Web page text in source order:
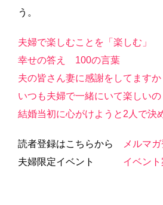
う。
夫婦で楽しむことを「楽しむ」
幸せの答え 100の言葉
夫の皆さん妻に感謝をしてますか
いつも夫婦で一緒にいて楽しいの
結婚当初に心がけようと2人で決
読者登録はこちらから
メルマ
夫婦限定イベント イベント